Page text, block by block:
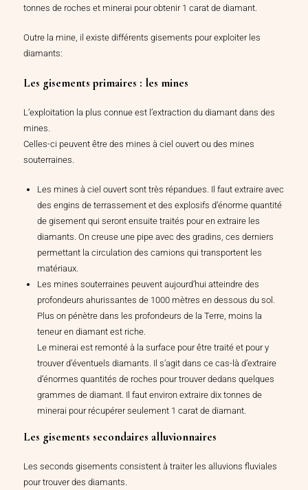
tonnes de roches et minerai pour obtenir 1 carat de diamant.
Outre la mine, il existe différents gisements pour exploiter les
diamants:
Les gisements primaires : les mines
L’exploitation la plus connue est l’extraction du diamant dans des
mines.
Celles-ci peuvent être des mines à ciel ouvert ou des mines
souterraines.
Les mines à ciel ouvert sont très répandues. Il faut extraire avec
des engins de terrassement et des explosifs d’énorme quantité
de gisement qui seront ensuite traités pour en extraire les
diamants. On creuse une pipe avec des gradins, ces derniers
permettant la circulation des camions qui transportent les
matériaux.
Les mines souterraines peuvent aujourd’hui atteindre des
profondeurs ahurissantes de 1000 mètres en dessous du sol.
Plus on pénètre dans les profondeurs de la Terre, moins la
teneur en diamant est riche.
Le minerai est remonté à la surface pour être traité et pour y
trouver d’éventuels diamants. Il s’agit dans ce cas-là d’extraire
d’énormes quantités de roches pour trouver dedans quelques
grammes de diamant. Il faut environ extraire dix tonnes de
minerai pour récupérer seulement 1 carat de diamant.
Les gisements secondaires alluvionnaires
Les seconds gisements consistent à traiter les alluvions fluviales
pour trouver des diamants.